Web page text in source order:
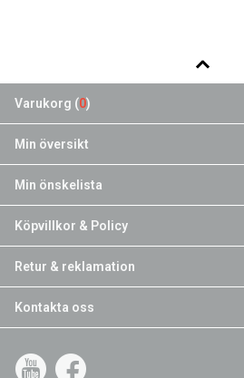
Varukorg (0)
Min översikt
Min önskelista
Köpvillkor & Policy
Retur & reklamation
Kontakta oss
YouTube